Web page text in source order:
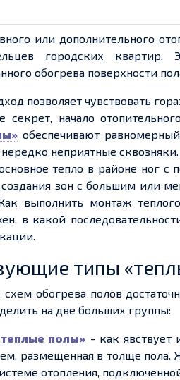
или дополнительного
городских квартир.
обогрева поверхности
позволяет чувствовать
секрет, начало
обеспечивают
неприятные
тепло в районе ног
зон с большим или
выполнить монтаж
в какой
типы «
схем обогрева полов
на две больших группы:
теплые полы» - как
размещеннаяв толще пола.
отопления,